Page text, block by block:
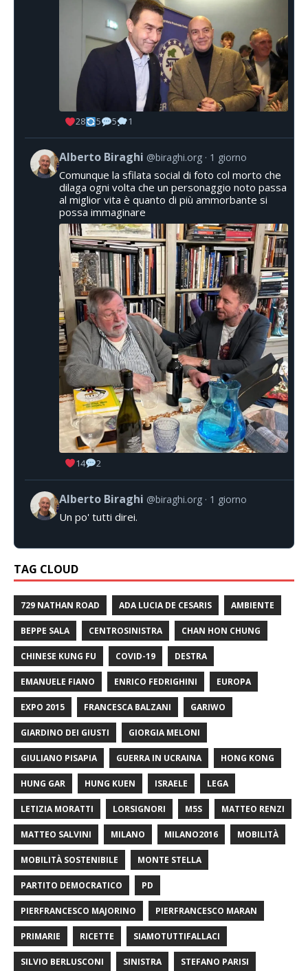
28 5 5 1
Alberto Biraghi @biraghi.org 1 giorno
Comunque la sfilata social di foto col morto che
dilaga ogni volta che un personaggio noto passa
al miglior vita è quanto di più ammorbante si
possa immaginare
14 2
Alberto Biraghi @biraghi.org 1 giorno
Un po' tutti direi.
TAG CLOUD
729 NATHAN ROAD ADA LUCIA DE CESARIS AMBIENTE
BEPPE SALA CENTROSINISTRA CHAN HON CHUNG
CHINESE KUNG FU COVID-19 DESTRA
EMANUELE FIANO ENRICO FEDRIGHINI EUROPA
EXPO 2015 FRANCESCA BALZANI GARIWO
GIARDINO DEI GIUSTI GIORGIA MELONI
GIULIANO PISAPIA GUERRA IN UCRAINA HONG KONG
HUNG GAR HUNG KUEN ISRAELE LEGA
LETIZIA MORATTI LORSIGNORI M5S MATTEO RENZI
MATTEO SALVINI MILANO MILANO2016 MOBILITÀ
MOBILITÀ SOSTENIBILE MONTE STELLA
PARTITO DEMOCRATICO PD
PIERFRANCESCO MAJORINO PIERFRANCESCO MARAN
PRIMARIE RICETTE SIAMOTUTTIFALLACI
SILVIO BERLUSCONI SINISTRA STEFANO PARISI